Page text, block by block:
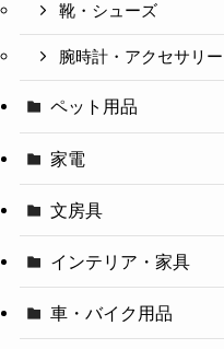
靴・シューズ
腕時計・アクセサリー
ペット用品
家電
文房具
インテリア・家具
車・バイク用品